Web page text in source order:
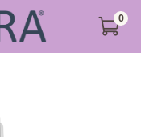
0